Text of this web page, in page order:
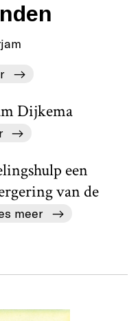
Dijkema
een
van de
meer